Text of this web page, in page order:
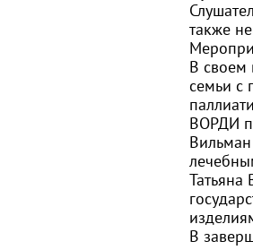
также
В своем
семьи с
ВОРДИ
Татьяна
В